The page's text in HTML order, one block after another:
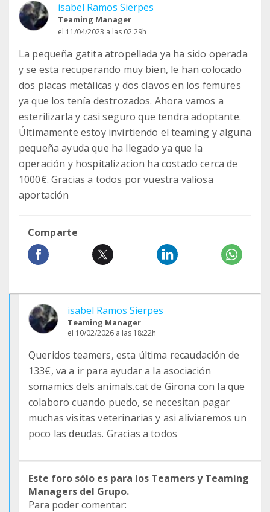
isabel Ramos Sierpes
Teaming Manager
el 11/04/2023 a las 02:29h
La pequeña gatita atropellada ya ha sido operada
y se esta recuperando muy bien, le han colocado
dos placas metálicas y dos clavos en los femures
ya que los tenía destrozados. Ahora vamos a
esterilizarla y casi seguro que tendra adoptante.
Últimamente estoy invirtiendo el teaming y alguna
pequeña ayuda que ha llegado ya que la
operación y hospitalizacion ha costado cerca de
1000€. Gracias a todos por vuestra valiosa
aportación
Comparte
isabel Ramos Sierpes
Teaming Manager
el 10/02/2026 a las 18:22h
Queridos teamers, esta última recaudación de
133€, va a ir para ayudar a la asociación
somamics dels animals.cat de Girona con la que
colaboro cuando puedo, se necesitan pagar
muchas visitas veterinarias y asi aliviaremos un
poco las deudas. Gracias a todos
Este foro sólo es para los Teamers y Teaming
Managers del Grupo.
Para poder comentar: